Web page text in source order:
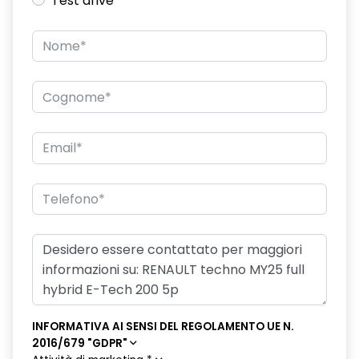
child mirror
chiusura centralizzata
climatizzatore automatico bi-zona
commutazione automatica abbaglianti/ anabbaglianti
console centrale con bracciolo portaoggetti scorrevole
cruise control adattivo con funzione Stop & Go
disattivazione manuale airbag passeggero
distance warning avviso distanza di sicurezza
driver display L-Shape da 12,3''
INFORMATIVA AI SENSI DEL REGOLAMENTO UE N.
2016/679 "GDPR"